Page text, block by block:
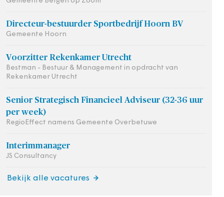
Directeur-bestuurder Sportbedrijf Hoorn BV
Gemeente Hoorn
Voorzitter Rekenkamer Utrecht
Bestman - Bestuur & Management in opdracht van
Rekenkamer Utrecht
Senior Strategisch Financieel Adviseur (32-36 uur
per week)
RegioEffect namens Gemeente Overbetuwe
Interimmanager
JS Consultancy
Bekijk alle vacatures